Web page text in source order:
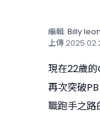
編輯: Billy
上傳
現在22歲
再次突破
職跑手之路